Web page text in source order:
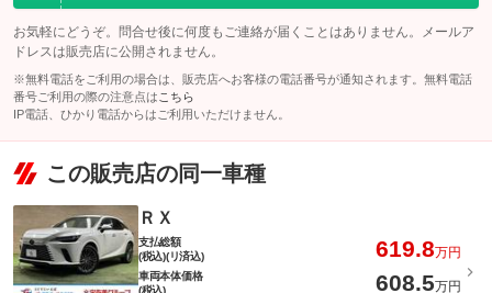
お気軽にどうぞ。問合せ後に何度もご連絡が届くことはありません。メールア
ドレスは販売店に公開されません。
※無料電話をご利用の場合は、販売店へお客様の電話番号が通知されます。無料電話
番号ご利用の際の注意点は こちら
IP電話、ひかり電話からはご利用いただけません。
この販売店の同一車種
ＲＸ
支払総額
(税込)(リ済込)
619.8万円
車両本体価格
(税込)
608.5万円